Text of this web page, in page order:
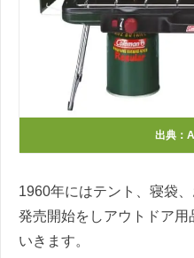
出典：
1960年にはテント、寝袋
発売開始をしアウトドア
いきます。